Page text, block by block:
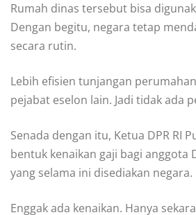
Rumah dinas tersebut bisa
Dengan begitu, negara tetap
secara rutin.
Lebih efisien tunjangan
pejabat eselon lain. Jadi tidak ada
Senada dengan itu, Ketua DPR RI
bentuk kenaikan gaji bagi anggota
yang selama ini disediakan negara.
Enggak ada kenaikan. Hanya